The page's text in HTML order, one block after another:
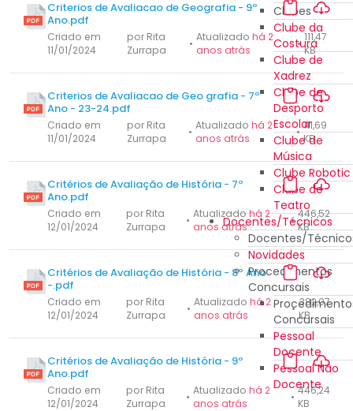
Clubes
Clube da
Costura
Clube de
Xadrez
Clube de
Desporto
Escolar
Clube de
Música
Clube Robotic
Clube de
Teatro
Docentes/Técnicos
Docentes/
Novidades
Procedimentos
Concursais
Concursais
Pessoal
Docente
Pessoal Não
Docente
Criterios de Avaliacao de Geografia - 9º
Ano.pdf
Criado em
11/01/2024
por Rita
Zurrapa
• Atualizado há 2
anos atrás
• 111,47
KB
Criterios de Avaliacao de Geo grafia - 7º
Ano - 23-24.pdf
Criado em
11/01/2024
por Rita
Zurrapa
• Atualizadohá 2
anos atrás
• 111,69
KB
Critérios de Avaliação de História - 7º
Ano.pdf
Criado em
12/01/2024
por Rita
Zurrapa
• Atualizadohá 2
anos atrás
• 446,52
KB
Critérios de Avaliação de História - 8º Ano
-.pdf
Criado em
12/01/2024
por Rita
Zurrapa
• Atualizado há 2
anos atrás
• 382,07
KB
Critérios de Avaliação de História - 9º
Ano.pdf
Criado em
12/01/2024
por Rita
Zurrapa
• Atualizadohá 2
anos atrás
• 446,24
KB